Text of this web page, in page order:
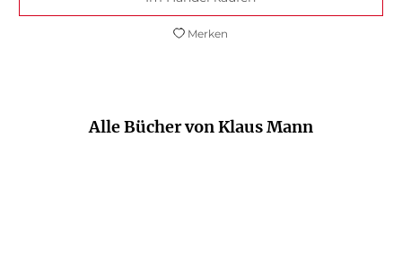
Merken
Alle Bücher von Klaus Mann